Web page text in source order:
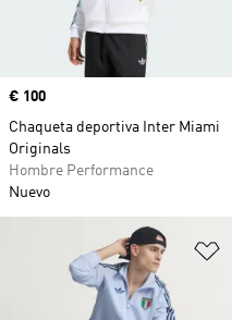
Precio
€ 100
Chaqueta deportiva Inter Miami
Originals
Hombre Performance
Nuevo